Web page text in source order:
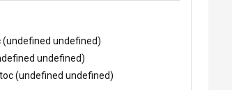
(undefined undefined)
undefined)
(undefined undefined)